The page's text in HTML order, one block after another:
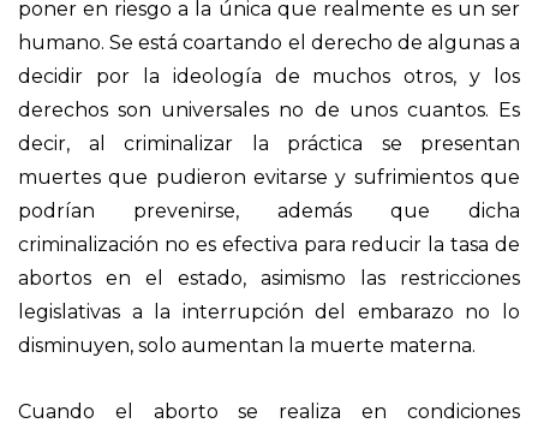
poner en riesgo a la única que realmente es un ser
humano. Se está coartando el derecho de algunas a
decidir por la ideología de muchos otros, y los
derechos son universales no de unos cuantos. Es
decir, al criminalizar la práctica se presentan
muertes que pudieron evitarse y sufrimientos que
podrían prevenirse, además que dicha
criminalización no es efectiva para reducir la tasa de
abortos en el estado, asimismo las restricciones
legislativas a la interrupción del embarazo no lo
disminuyen, solo aumentan la muerte materna.
Cuando el aborto se realiza en condiciones